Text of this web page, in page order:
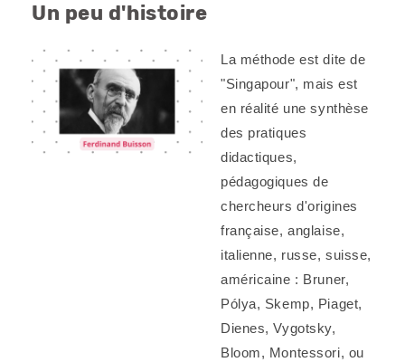
Bénéficiez de tarifs préférentiels
Téléchargez des ressources gratuites
Recevez des informations sur nos nouveautés
Un peu d'histoire
La méthode est dite de
"Singapour", mais est
en réalité une synthèse
des pratiques
didactiques,
pédagogiques de
chercheurs d'origines
française, anglaise,
italienne, russe, suisse,
américaine : Bruner,
Pólya, Skemp, Piaget,
Dienes, Vygotsky,
Bloom, Montessori, ou